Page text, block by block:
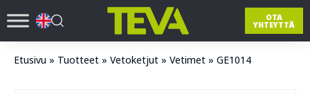
OTA
YHTEYTTÄ
Etusivu » Tuotteet » Vetoketjut » Vetimet » GE1014